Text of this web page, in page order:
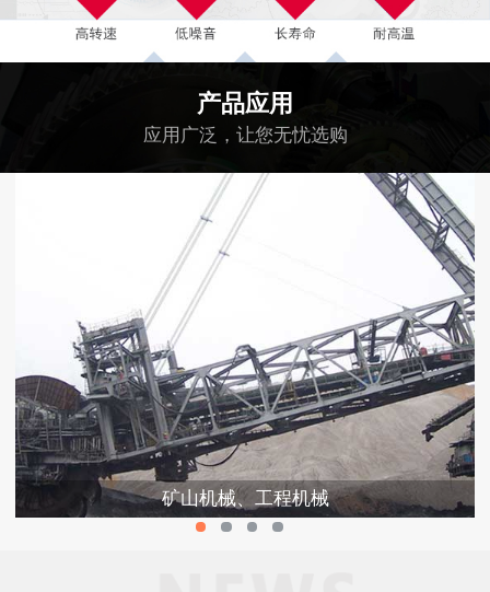
产品应用
应用广泛，让您无忧选购
矿山机械、工程机械